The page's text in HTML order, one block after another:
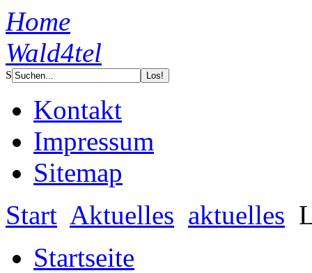
Home
Wald4tel
S
Kontakt
Impressum
Sitemap
Start Aktuelles aktuelles
Startseite